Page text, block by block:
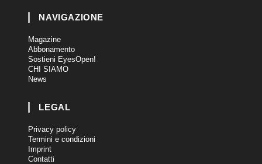
NAVIGAZIONE
Magazine
Abbonamento
Sostieni EyesOpen!
CHI SIAMO
News
LEGAL
Privacy policy
Termini e condizioni
Imprint
Contatti